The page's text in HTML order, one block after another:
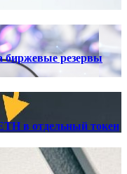
биржевые резервы
в отдельный токен